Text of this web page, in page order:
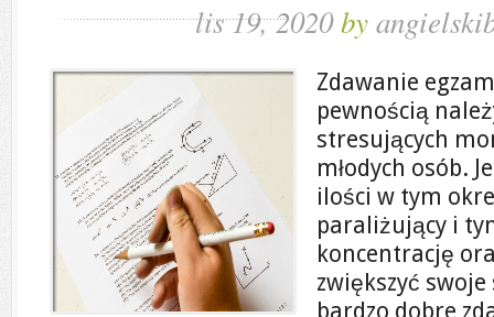
lis 19, 2020by
Zdawanie
pewnością
stresujących
młodych osób.
ilości w tym
paraliżujący i
koncentrację
zwiększyć
bardzo dobre